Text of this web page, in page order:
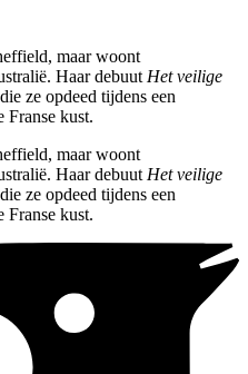
maar woont
Haar debuut Het veilige
ze opdeed tijdens een
Franse kust.
maar woont
Haar debuut Het veilige
ze opdeed tijdens een
Franse kust.